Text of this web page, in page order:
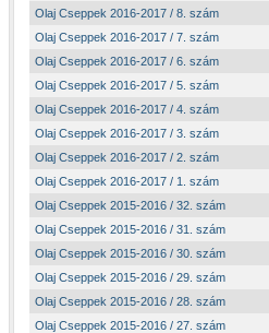
Olaj Cseppek 2016-2017 / 8. szám
Olaj Cseppek 2016-2017 / 7. szám
Olaj Cseppek 2016-2017 / 6. szám
Olaj Cseppek 2016-2017 / 5. szám
Olaj Cseppek 2016-2017 / 4. szám
Olaj Cseppek 2016-2017 / 3. szám
Olaj Cseppek 2016-2017 / 2. szám
Olaj Cseppek 2016-2017 / 1. szám
Olaj Cseppek 2015-2016 / 32. szám
Olaj Cseppek 2015-2016 / 31. szám
Olaj Cseppek 2015-2016 / 30. szám
Olaj Cseppek 2015-2016 / 29. szám
Olaj Cseppek 2015-2016 / 28. szám
Olaj Cseppek 2015-2016 / 27. szám